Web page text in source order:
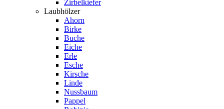
Zirbelkiefer
Laubhölzer
Ahorn
Birke
Buche
Eiche
Erle
Esche
Kirsche
Linde
Nussbaum
Pappel